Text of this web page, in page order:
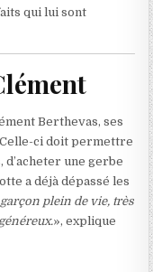
qui lui sont
Berthevas, ses
ci doit permettre
d’acheter une gerbe
a déjà dépassé les
plein de vie, très
», explique